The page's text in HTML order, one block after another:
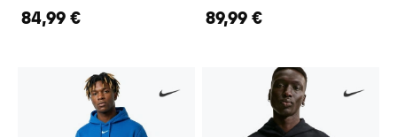
84,99 € 89,99 €